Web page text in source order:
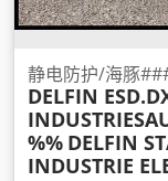
静电防护/海豚
DELFIN
%% DELFIN
INDUSTRIE